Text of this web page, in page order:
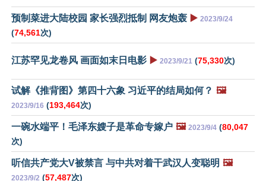
预制菜进大陆校园 家长强烈抵制 网友炮轰 ▶️ 2023/9/24
(74,561次)
江苏罕见龙卷风 画面如末日电影 ▶️ 2023/9/21 (75,330次)
试解《推背图》第四十六象 习近平的结局如何？ 🖼️
2023/9/16 (193,464次)
一碗水端平！毛泽东嫂子是革命专嫁户 🖼️ 2023/9/4 (80,047
次)
听信共产党大V被禁言 与中共对着干武汉人变聪明 🖼️
2023/9/2 (57,487次)